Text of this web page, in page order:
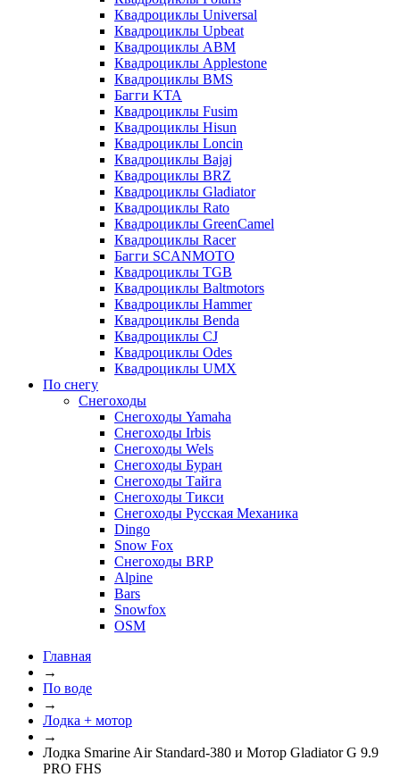
Квадроциклы Universal
Квадроциклы Upbeat
Квадроциклы ABM
Квадроциклы Applestone
Квадроциклы BMS
Багги KTA
Квадроциклы Fusim
Квадроциклы Hisun
Квадроциклы Loncin
Квадроциклы Bajaj
Квадроциклы BRZ
Квадроциклы Gladiator
Квадроциклы Rato
Квадроциклы GreenCamel
Квадроциклы Racer
Багги SCANMOTO
Квадроциклы TGB
Квадроциклы Baltmotors
Квадроциклы Hammer
Квадроциклы Benda
Квадроциклы CJ
Квадроциклы Odes
Квадроциклы UMX
По снегу
Снегоходы
Снегоходы Yamaha
Снегоходы Irbis
Снегоходы Wels
Снегоходы Буран
Снегоходы Тайга
Снегоходы Тикси
Снегоходы Русская Механика
Dingo
Snow Fox
Снегоходы BRP
Alpine
Bars
Snowfox
OSM
Главная
→
По воде
→
Лодка + мотор
→
Лодка Smarine Air Standard-380 и Мотор Gladiator G 9.9
PRO FHS